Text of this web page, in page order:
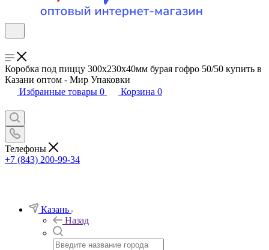
Коробка под пиццу 300х230х40мм бурая гофро 50/50 купить в
Казани оптом - Мир Упаковки
Избранные товары 0 Корзина 0
Телефоны
+7 (843) 200-99-34
Казань
Назад